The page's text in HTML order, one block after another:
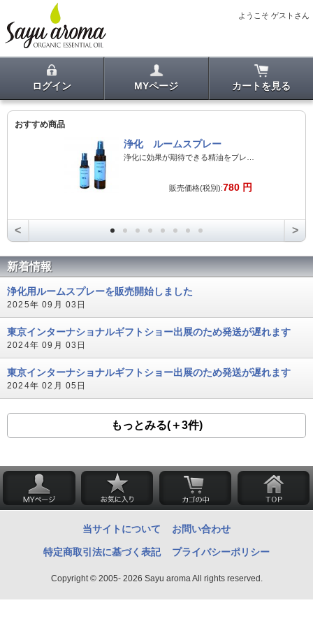
ようこそ ゲストさん
ログイン MYページ カートを見る
おすすめ商品
浄化 ルームスプレー
販売価格(税別):780 円
< >
新着情報
浄化用ルームスプレーを販売開始しました
2025年 09月 03日
東京インターナショナルギフトショー出展のため発送が遅れます
2024年 09月 03日
東京インターナショナルギフトショー出展のため発送が遅れます
2024年 02月 05日
もっとみる(＋3件)
当サイトについて お問い合わせ
特定商取引法に基づく表記 プライバシーポリシー
Copyright © 2005- 2026 Sayu aroma All rights reserved.